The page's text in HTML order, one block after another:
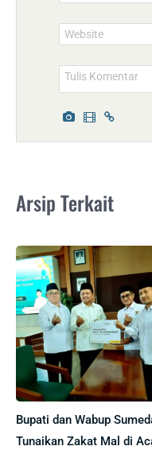
Website
Arsip Terkait
Bupati dan Wabup
Tunaikan Zakat Mal di